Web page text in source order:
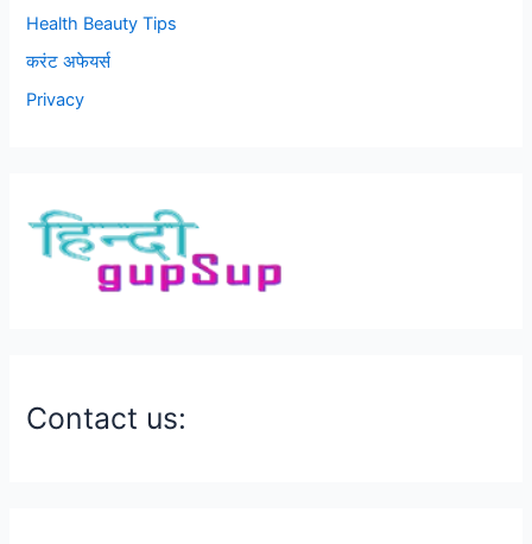
Health Beauty Tips
करंट अफेयर्स
Privacy
Contact us: